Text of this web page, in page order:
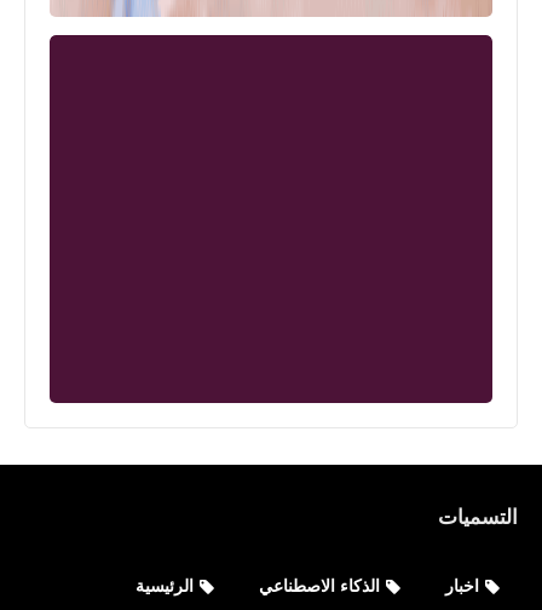
التسميات
اخبار الذكاء الاصطناعي الرئيسية